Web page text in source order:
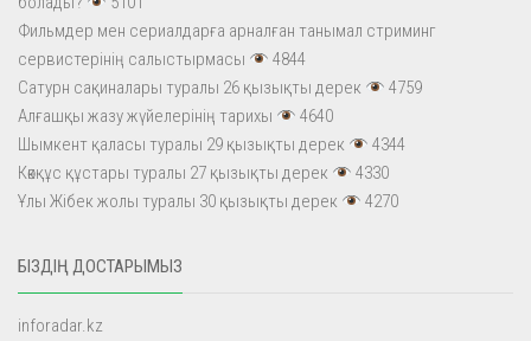
Фильмдер мен сериалдарға арналған танымал стриминг
сервистерінің салыстырмасы
4844
Сатурн сақиналары туралы 26 қызықты дерек
4759
Алғашқы жазу жүйелерінің тарихы
4640
Шымкент қаласы туралы 29 қызықты дерек
4344
Көкқұс құстары туралы 27 қызықты дерек
4330
Ұлы Жібек жолы туралы 30 қызықты дерек
4270
БІЗДІҢ ДОСТАРЫМЫЗ
inforadar.kz